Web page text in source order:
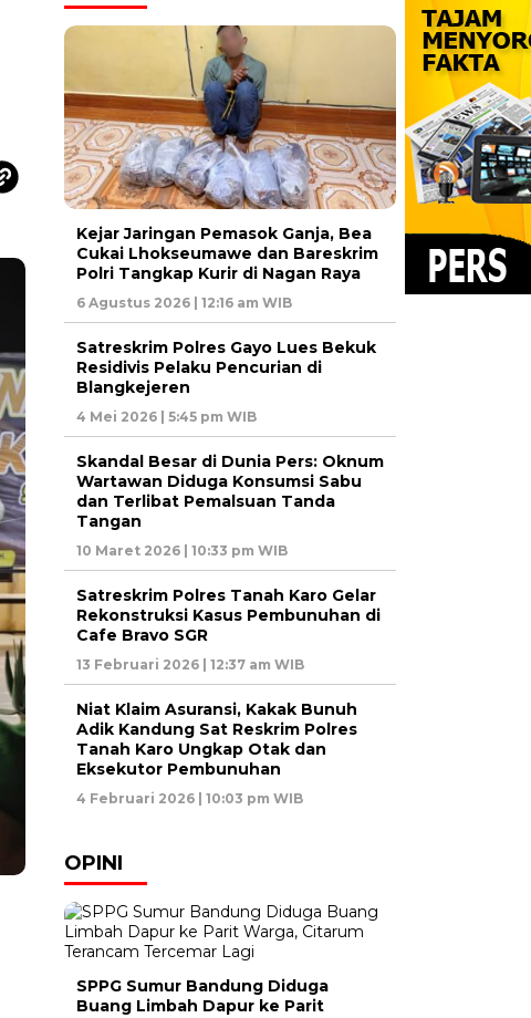
Kejar Jaringan Pemasok Ganja, Bea
Cukai Lhokseumawe dan Bareskrim
Polri Tangkap Kurir di Nagan Raya
6 Agustus 2026 | 12:16 am WIB
Satreskrim Polres Gayo Lues Bekuk
Residivis Pelaku Pencurian di
Blangkejeren
4 Mei 2026 | 5:45 pm WIB
Skandal Besar di Dunia Pers: Oknum
Wartawan Diduga Konsumsi Sabu
dan Terlibat Pemalsuan Tanda
Tangan
10 Maret 2026 | 10:33 pm WIB
Satreskrim Polres Tanah Karo Gelar
Rekonstruksi Kasus Pembunuhan di
Cafe Bravo SGR
13 Februari 2026 | 12:37 am WIB
Niat Klaim Asuransi, Kakak Bunuh
Adik Kandung Sat Reskrim Polres
Tanah Karo Ungkap Otak dan
Eksekutor Pembunuhan
4 Februari 2026 | 10:03 pm WIB
OPINI
SPPG Sumur Bandung Diduga
Buang Limbah Dapur ke Parit